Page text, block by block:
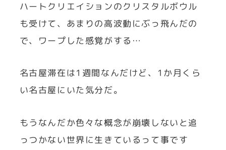
ハートクリエイションのクリスタルボウル
も受けて、あまりの高波動にぶっ飛んだの
で、ワープした感覚がする…
名古屋滞在は1週間なんだけど、1か月くら
い名古屋にいた気分だ。
もうなんだか色々な概念が崩壊しないと追
っつかない世界に生きているって事です